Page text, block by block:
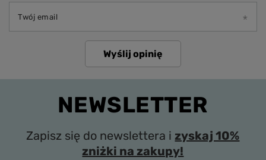
Twój email
Wyślij opinię
NEWSLETTER
Zapisz się do newslettera i zyskaj 10%
zniżki na zakupy!